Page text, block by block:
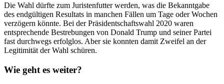
Die Wahl dürfte zum Juristenfutter werden, was die Bekanntgabe
des endgültigen Resultats in manchen Fällen um Tage oder Wochen
verzögern könnte. Bei der Präsidentschaftswahl 2020 waren
entsprechende Bestrebungen von Donald Trump und seiner Partei
fast durchwegs erfolglos. Aber sie konnten damit Zweifel an der
Legitimität der Wahl schüren.
Wie geht es weiter?